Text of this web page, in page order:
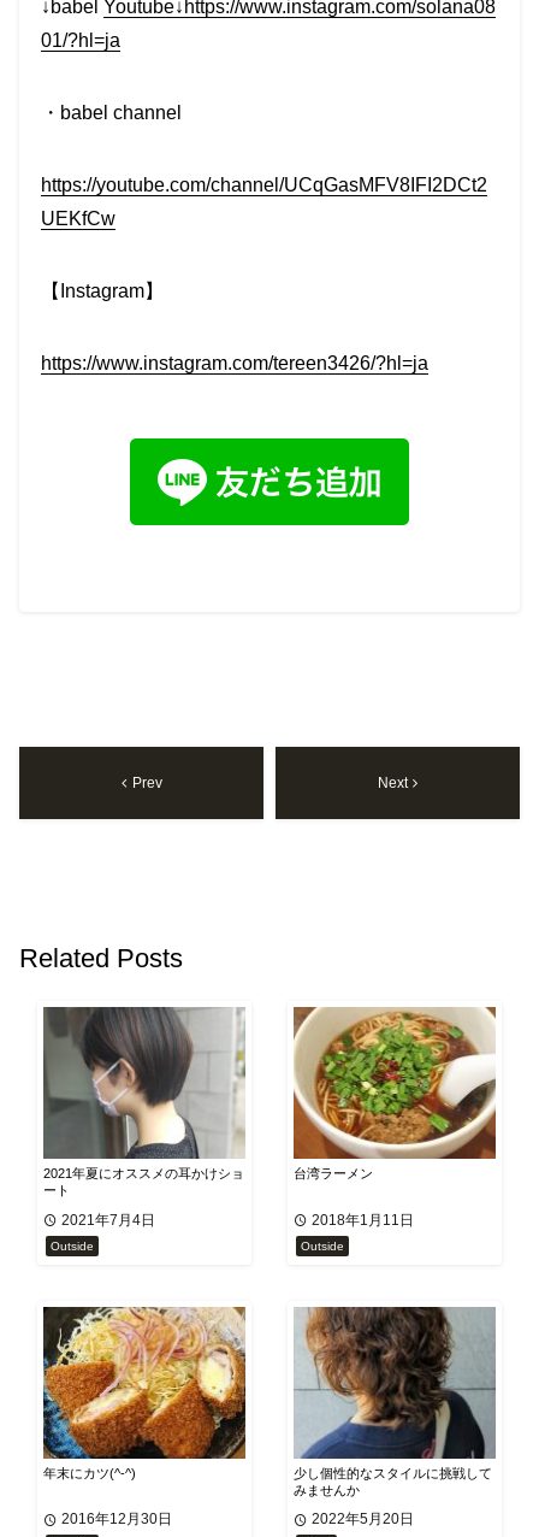
↓babel Youtube↓https://www.instagram.com/solana08
01/?hl=ja
・babel channel
https://youtube.com/channel/UCqGasMFV8IFI2DCt2
UEKfCw
【Instagram】
https://www.instagram.com/tereen3426/?hl=ja
Prev Next
Related Posts
2021年夏にオススメの耳かけショ
ート
2021年7月4日
Outside
台湾ラーメン
2018年1月11日
Outside
年末にカツ(^-^)
2016年12月30日
少し個性的なスタイルに挑戦して
みませんか
2022年5月20日